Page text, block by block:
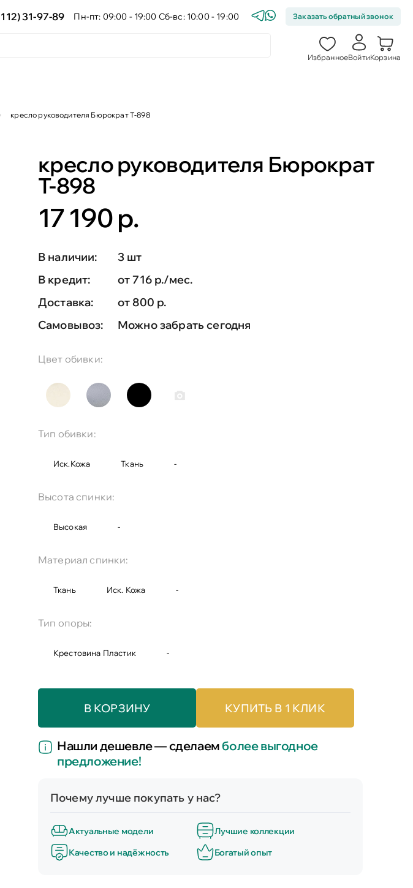
31-97-89 Пн-пт: 09:00 - 19:00 Сб-вс: 10:00 - 19:00 Заказать обратный звонок
ИзбранноеВойтиКорзина
кресло руководителя Бюрократ Т-898
кресло руководителя Бюрократ
Т-898
17 190 р.
В наличии:
3 шт
В кредит:
от 716 р./мес.
Доставка:
от 800 р.
Самовывоз:
Можно забрать сегодня
Цвет обивки:
Тип обивки:
Иск.кожа Ткань -
Высота спинки:
Высокая -
Материал спинки:
Ткань Иск. Кожа -
Тип опоры:
Крестовина Пластик -
В КОРЗИНУ КУПИТЬ В 1 КЛИК
Нашли дешевле — сделаемболее выгодное
предложение!
Почему лучше покупать у нас?
Актуальные модели
Лучшие коллекции
Качество и надёжность
Богатый опыт